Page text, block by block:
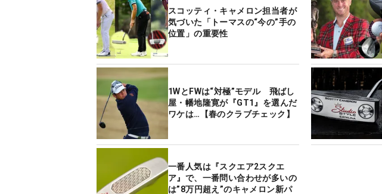
スコッティ・キャメロン担当者が
気づいた「トーマスの“今の”手の
位置」の重要性
1WとFWは“対極”モデル 飛ばし
屋・幡地隆寛が『GT1』を選んだ
ワケは…【春のクラブチェック】
一番人気は『スクエア2スクエ
ア』で、一番問い合わせが多いの
は”8万円超え”のキャメロン新パ